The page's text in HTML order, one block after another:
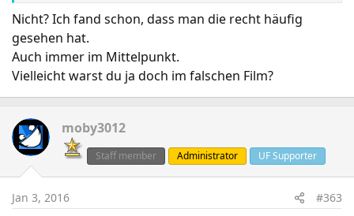
Nicht? Ich fand schon, dass man die recht häufig
gesehen hat.
Auch immer im Mittelpunkt.
Vielleicht warst du ja doch im falschen Film?
moby3012
Staff member Administrator UF Supporter
Jan 3, 2016 #363